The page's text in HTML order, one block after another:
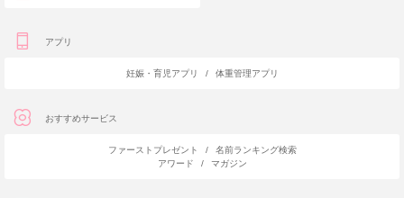
アプリ
妊娠・育児アプリ / 体重管理アプリ
おすすめサービス
ファーストプレゼント /
名前ランキング検索
アワード
/ マガジン